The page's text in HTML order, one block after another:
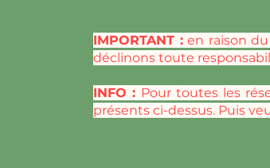
IMPORTANT : en raison
déclinons toute
INFO : Pour toutes les
présents ci-dessus. Puis